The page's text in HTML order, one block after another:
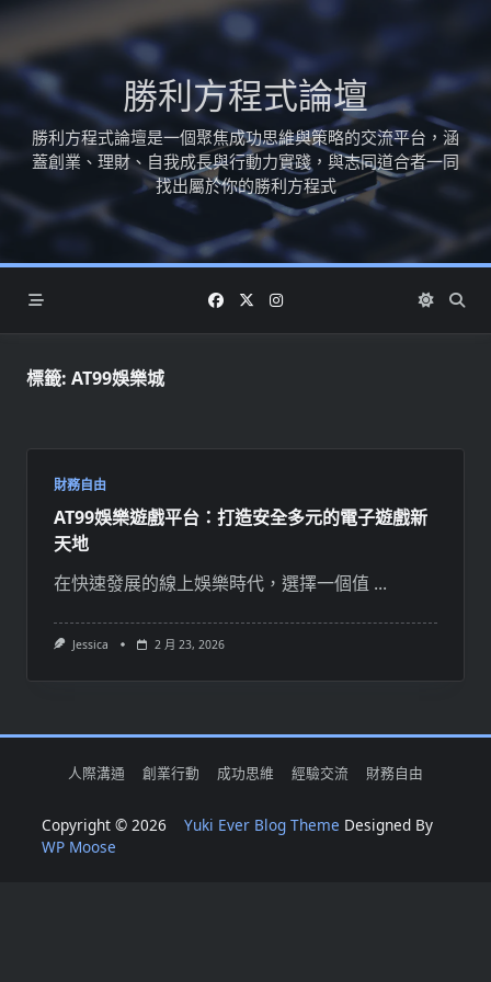
Skip
content
勝利方程式論壇
勝利方程式論壇是一個聚焦成功思維與策略的交流平台，涵
蓋創業、理財、自我成長與行動力實踐，與志同道合者一同
找出屬於你的勝利方程式
標籤: AT99娛樂城
財務自由
AT99娛樂遊戲平台：打造安全多元的電子遊戲新
天地
在快速發展的線上娛樂時代，選擇一個值 ...
Jessica 2 月 23, 2026
人際溝通 創業行動 成功思維 經驗交流 財務自由
Copyright © 2026 Yuki Ever Blog Theme Designed By
WP Moose